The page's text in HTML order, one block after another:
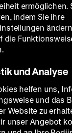
Jahrhunderten"
1991.
Museum:
Museums,
Deutschen
mit dem
in Dresden
Seiten:
ermöglichen.
indem Sie ihre
die
und Analyse
helfen uns,
und das
Website zu
unser Angebot